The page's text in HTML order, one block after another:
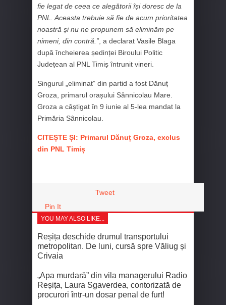
fie legat de ceea ce alegătorii își doresc de la
PNL. Aceasta trebuie să fie de acum prioritatea
noastră și nu ne propunem să eliminăm pe
nimeni, din contră.” , a declarat Vasile Blaga
după încheierea ședinței Biroului Politic
Județean al PNL Timiș întrunit vineri.
Singurul „eliminat” din partid a fost Dănuț
Groza, primarul orașului Sânnicolau Mare.
Groza a câștigat în 9 iunie al 5-lea mandat la
Primăria Sânnicolau.
CITEȘTE ȘI: Primarul Dănuț Groza, exclus
din PNL Timiș
Tweet
Pin It
YOU MAY ALSO LIKE...
Reșița deschide drumul transportului
metropolitan. De luni, cursă spre Văliug și
Crivaia
„Apa murdară” din vila managerului Radio
Reșița, Laura Sgaverdea, contorizată de
procurori într-un dosar penal de furt!